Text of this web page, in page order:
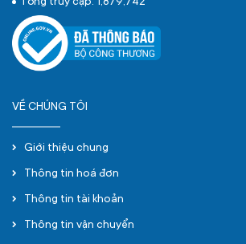
VỀ CHÚNG TÔI
Giới thiệu chung
Thông tin hoá đơn
Thông tin tài khoản
Thông tin vận chuyển